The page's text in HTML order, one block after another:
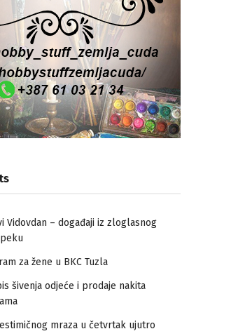
Vidovdan – događaji iz zloglasnog
šivenja odjeće i prodaje nakita
najavljenoj tribini u Tuzli?